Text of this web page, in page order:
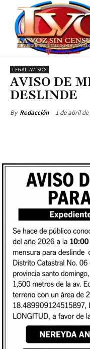
LEGAL AVISOS
AVISO DE
DESLINDE
By Redacción 1 de abril de